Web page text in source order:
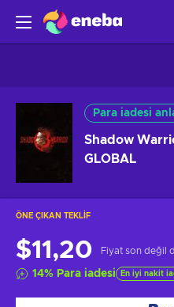
Para iadesi
Shadow
GLOBAL
ÖNE ÇIKAN TEKLIF
$11,20 Fiyat son değil
14% Para iadesi En iyi nakit